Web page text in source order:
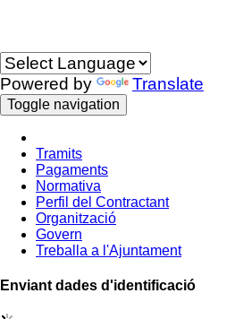
Powered by Translate
Toggle navigation
Tramits
Pagaments
Normativa
Perfil del Contractant
Organització
Govern
Treballa a l'Ajuntament
Enviant dades d'identificació